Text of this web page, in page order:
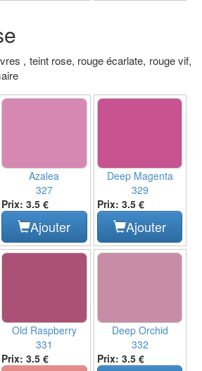
, teint rose, rouge écarlate, rouge vif,
Azalea
327
Prix: 3.5 €
Ajouter
Deep Magenta
329
Prix: 3.5 €
Ajouter
Old Raspberry
331
Prix: 3.5 €
Deep Orchid
332
Prix: 3.5 €